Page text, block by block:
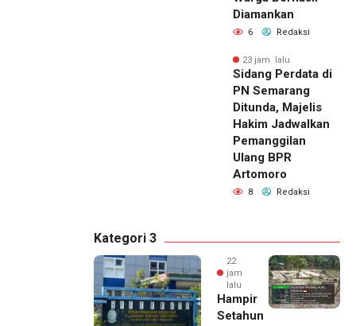
Diamankan
6 Redaksi
23 jam lalu
Sidang Perdata di
PN Semarang
Ditunda, Majelis
Hakim Jadwalkan
Pemanggilan
Ulang BPR
Artomoro
8 Redaksi
Kategori 3
22
jam
lalu
Hampir
Setahun